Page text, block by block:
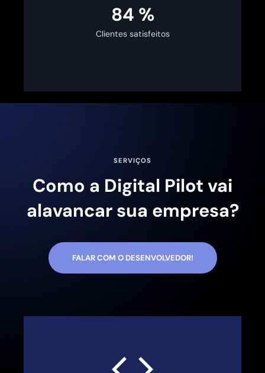
100 %
Clientes satisfeitos
SERVIÇOS
Como a Digital Pilot vai
alavancar sua empresa?
FALAR COM O DESENVOLVEDOR!